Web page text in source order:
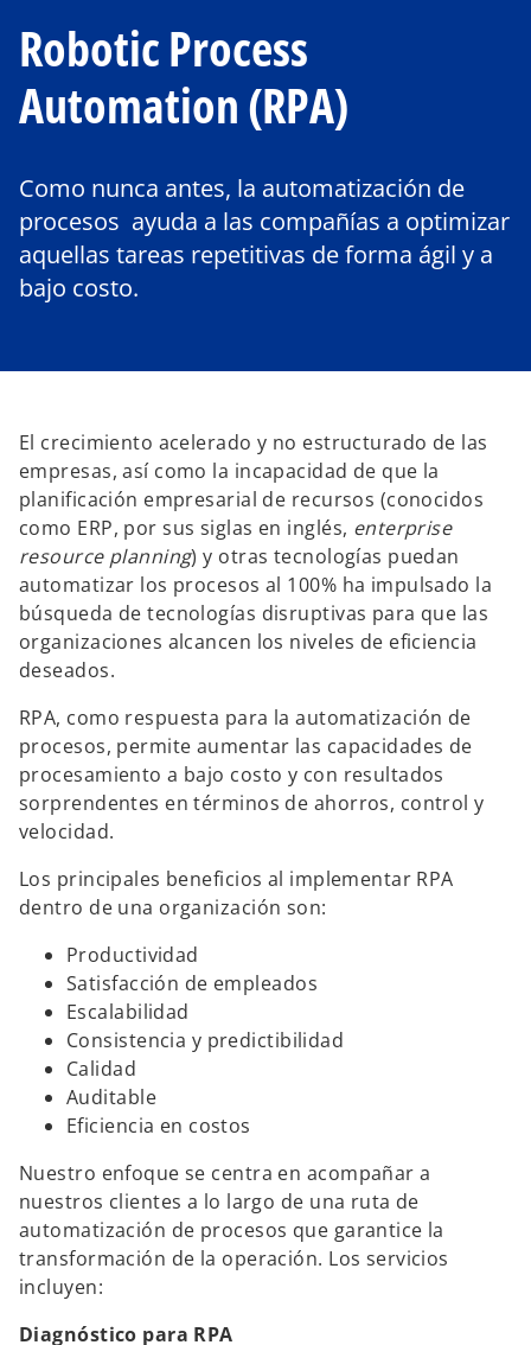
Robotic Process
Automation (RPA)
Como nunca antes, la automatización de
procesos ayuda a las compañías a optimizar
aquellas tareas repetitivas de forma ágil y a
bajo costo.
El crecimiento acelerado y no estructurado de las
empresas, así como la incapacidad de que la
planificación empresarial de recursos (conocidos
como ERP, por sus siglas en inglés, enterprise
resource planning) y otras tecnologías puedan
automatizar los procesos al 100% ha impulsado la
búsqueda de tecnologías disruptivas para que las
organizaciones alcancen los niveles de eficiencia
deseados.
RPA, como respuesta para la automatización de
procesos, permite aumentar las capacidades de
procesamiento a bajo costo y con resultados
sorprendentes en términos de ahorros, control y
velocidad.
Los principales beneficios al implementar RPA
dentro de una organización son:
Productividad
Satisfacción de empleados
Escalabilidad
Consistencia y predictibilidad
Calidad
Auditable
Eficiencia en costos
Nuestro enfoque se centra en acompañar a
nuestros clientes a lo largo de una ruta de
automatización de procesos que garantice la
transformación de la operación. Los servicios
incluyen:
Diagnóstico para RPA